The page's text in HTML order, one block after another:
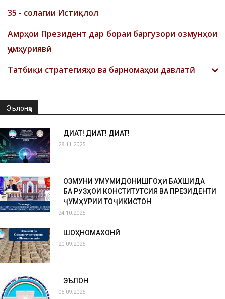
35 - солагии Истиқлол
Амрҳои Президент дар бораи баргузори озмунҳои
ҷумҳуриявӣ
Татбиқи стратегияҳо ва барномаҳои давлатӣ
Эълонҳо
ДИҚҚАТ! ДИҚҚАТ! ДИҚҚАТ!
28.11.2025
ОЗМУНИ УМУМИДОНИШГОҲӢ БАХШИДА
БА РӮЗҲОИ КОНСТИТУТСИЯ ВА ПРЕЗИДЕНТИ
ҶУМҲУРИИ ТОҶИКИСТОН
24.10.2025
ШОҲНОМАХОНӢ
20.09.2025
ЭЪЛОН
05.09.2025